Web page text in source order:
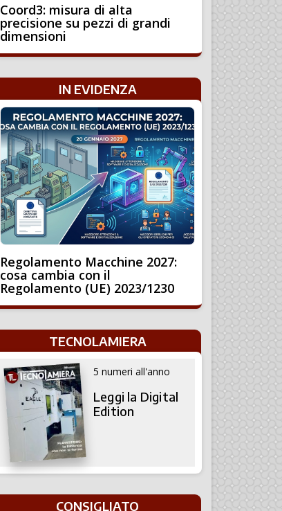
Coord3: misura di alta
precisione su pezzi di grandi
dimensioni
IN EVIDENZA
Regolamento Macchine 2027:
cosa cambia con il
Regolamento (UE) 2023/1230
TECNOLAMIERA
5 numeri all'anno
Leggi la Digital
Edition
CONSIGLIATO